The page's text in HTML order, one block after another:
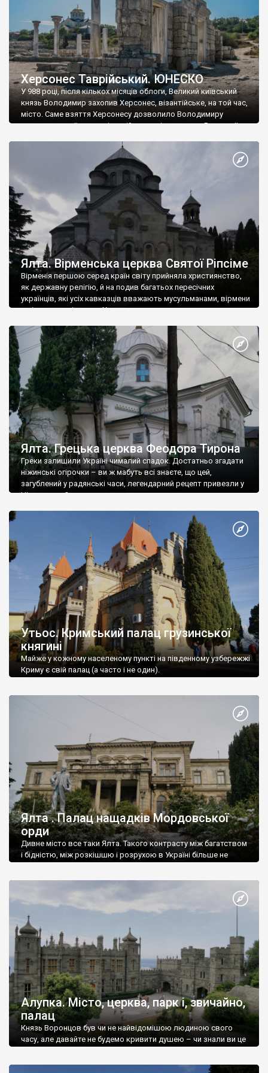
Херсонес Таврійський. ЮНЕСКО
У 988 році, після кількох місяців облоги, Великий київський
князь Володимир захопив Херсонес, візантійське, на той час,
місто. Саме взяття Херсонесу дозволило Володимиру
диктувати свої умови візантійському імператору Василю ІІ, та
Херсонесі Володимир-язичник, став Василем-християнином.
А потім було Хрещення Русі. На честь Херсонесу Таврійського
Ялта. Вірменська церква Святої Ріпсіме
Вірменія першою серед країн світу прийняла християнство,
як державну релігію, й на подив багатьох пересічних
українців, які усіх кавказців вважають мусульманами, вірмени
є відданими вірянами Христа
Ялта. Грецька церква Феодора Тирона
Греки залишили Україні чималий спадок. Достатньо згадати
ніжинські огірочки – ви ж мабуть всі знаєте, що цей,
загублений у радянські часи, легендарний рецепт привезли у
Ніжин греки?
Утьос. Кримський палац грузинської
княгині
Майже у кожному населеному пункті на південному узбережжі
Криму є свій палац (а часто і не один).
Ялта . Палац нащадків Мордовської
орди
Дивне місто все таки Ялта. Такого контрасту між багатством
і бідністю, між розкішшю і розрухою в Україні більше не
Алупка. Місто, церква, парк і, звичайно,
палац
Князь Воронцов був чи не найвідомішою людиною свого
часу, але давайте не будемо кривити душею – чи знали ви це